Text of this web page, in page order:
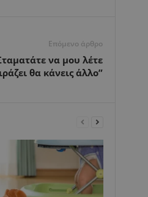
Επόμενο άρθρο
να μου λέτε
θα κάνεις άλλο”